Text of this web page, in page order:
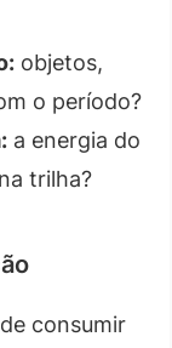
objetos,
o período?
a energia do
trilha?
consumir